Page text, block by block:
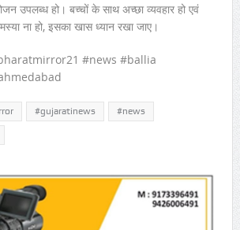
उपलब्ध हो। बच्चों के साथ अच्छा व्यवहार हो एवं
ना हो, इसका खास ध्यान रखा जाए।
#news #ballia
#gujaratinews #news